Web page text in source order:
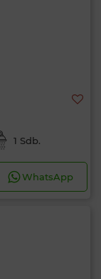
1 Sdb.
WhatsApp